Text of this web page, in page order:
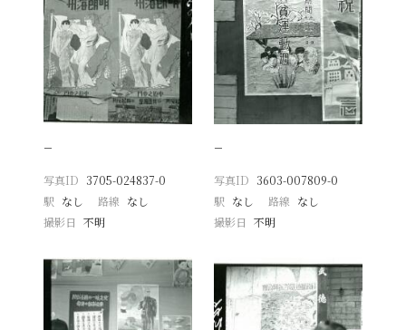
−
写真ID 3705-024837-0
駅 なし 路線 なし
撮影日
不明
−
写真ID 3603-007809-0
駅 なし 路線 なし
撮影日 不明